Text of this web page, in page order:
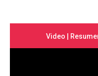
Video |